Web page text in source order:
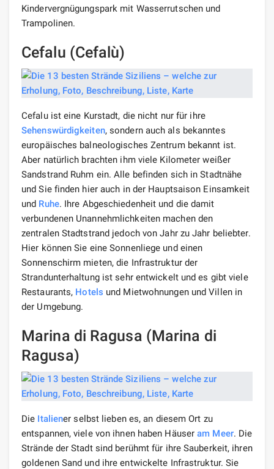
Kindervergnügungspark mit Wasserrutschen und
Trampolinen.
Cefalu (Cefalù)
Cefalu ist eine Kurstadt, die nicht nur für ihre
Sehenswürdigkeiten, sondern auch als bekanntes
europäisches balneologisches Zentrum bekannt ist.
Aber natürlich brachten ihm viele Kilometer weißer
Sandstrand Ruhm ein. Alle befinden sich in Stadtnähe
und Sie finden hier auch in der Hauptsaison Einsamkeit
und Ruhe. Ihre Abgeschiedenheit und die damit
verbundenen Unannehmlichkeiten machen den
zentralen Stadtstrand jedoch von Jahr zu Jahr beliebter.
Hier können Sie eine Sonnenliege und einen
Sonnenschirm mieten, die Infrastruktur der
Strandunterhaltung ist sehr entwickelt und es gibt viele
Restaurants, Hotels und Mietwohnungen und Villen in
der Umgebung.
Marina di Ragusa (Marina di
Ragusa)
Die Italiener selbst lieben es, an diesem Ort zu
entspannen, viele von ihnen haben Häuseram Meer. Die
Strände der Stadt sind berühmt für ihre Sauberkeit, ihren
goldenen Sand und ihre entwickelte Infrastruktur. Sie